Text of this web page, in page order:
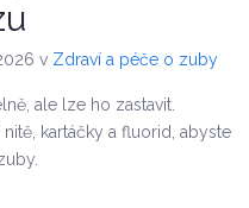
v Zdraví a péče o zuby
ale lze ho zastavit.
kartáčky a fluorid, abyste